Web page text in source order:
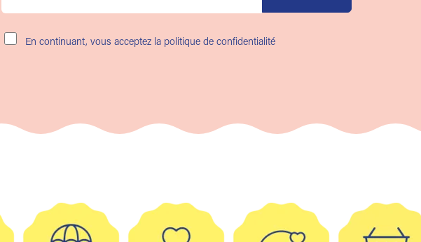
En continuant, vous acceptez la politique de confidentialité